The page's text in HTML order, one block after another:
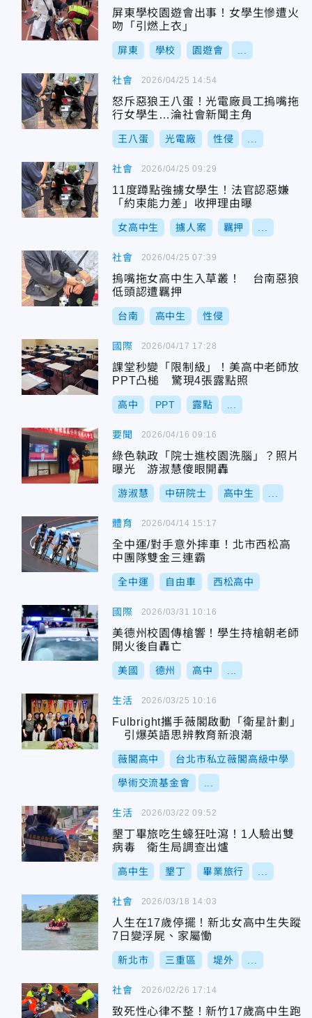
屏東學校園遊會出事！女學生慘遭火
吻「引燃上衣」
屏東 學校 園遊會
社會
怒斥惡狼王八蛋！光電廠員工摀嘴拖
行女學生…淪社會新聞主角
王八蛋 光電廠 性侵
2026/04/25 14:54
社會
11度蹲點強擄女學生！法官認惡嫌
「約束能力差」收押理由曝
女高中生 擄人案 羈押
2026/04/25 09:29
社會
摀嘴拖女高中生入草叢！ 台南惡狼
低頭認遭羈押
台南 高中生 性侵
2026/04/25 07:39
國際
課堂秒變「限制級」！美高中老師放
PPT凸槌 驚現4張露點照
高中 PPT 露點
2026/04/17 17:28
要聞
綠色執政「院士進校園洗腦」？照片
曝光 游淑慧傻眼開轟
游淑慧 中研院士 高中生
2026/04/16 09:16
體育
全中運/對手意外摔車！北市西松高
中團隊雙金三連霸
全中運 自由車 西松高中
2026/04/14 15:17
國際
美德州校園傳槍響！學生持槍朝老師
開火後自轟亡
美國 德州 高中
2026/03/31 10:16
生活
Fulbright攜手薇閣啟動「衛星計劃」
引爆英語思辨教育新浪潮
薇閣高中 台北市私立薇閣高級中學
學術交流基金會
2026/03/25 10:16
生活
墾丁畢旅吃生蠔狂吐瀉！1人驗出雙
病毒 衛生局調查出爐
高中生 墾丁 畢業旅行
2026/03/22 09:52
社會
人生在17歲停擺！新北女高中生失蹤
7日變浮屍、家屬慟
新北市 三重區 堤外
2026/03/18 14:03
社會
致死性心律不整！新竹17歲高中生跑
2026/02/26 17:14